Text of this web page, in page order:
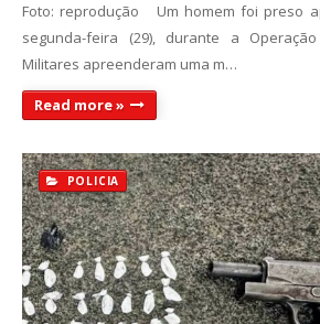
Foto: reprodução Um homem foi preso
segunda-feira (29), durante a
Militares apreenderam uma m…
Read more »
POLICIA